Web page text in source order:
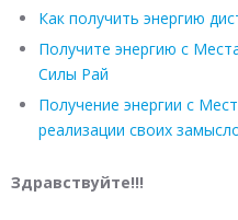
Как получить энергию
Получите энергию с
Силы Рай
Получение энергии с
реализации своих
Здравствуйте!!!